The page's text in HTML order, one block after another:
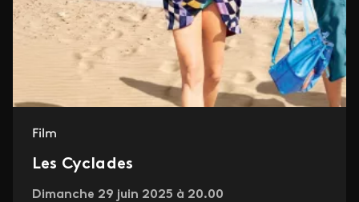
Film
Les Cyclades
Dimanche 29 juin 2025 à 20.00